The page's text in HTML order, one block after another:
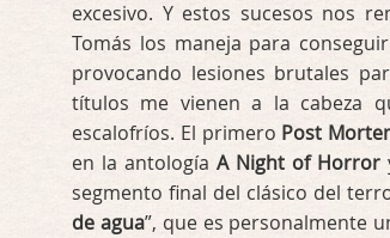
excesivo. Y estos sucesos nos
Tomás los maneja para
provocando lesiones brutales
títulos me vienen a la cabeza
escalofríos. El primero Post
en la antología A Night of Horror
segmento final del clásico del
de agua”, que es personalmente